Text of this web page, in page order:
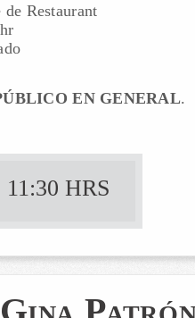
Restaurant
EN GENERAL.
HRS